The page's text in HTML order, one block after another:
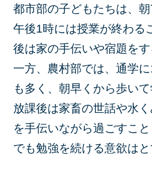
都市部の子どもたちは、朝
午後1時には授業が終わる
後は家の手伝いや宿題をす
一方、農村部では、通学
も多く、朝早くから歩いて
放課後は家畜の世話や水
を手伝いながら過ごすこ
でも勉強を続ける意欲はと